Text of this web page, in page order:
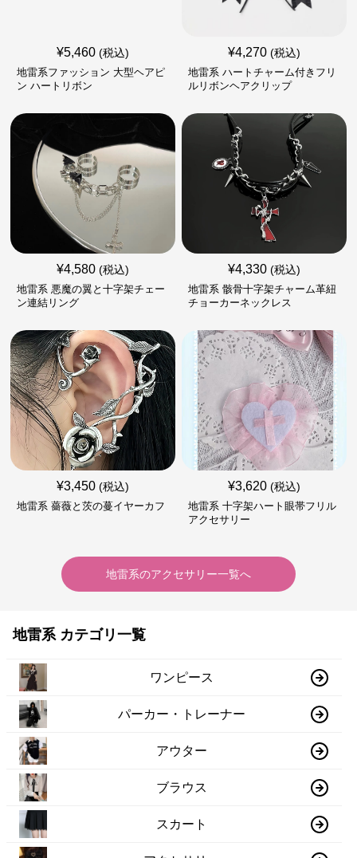
¥5,460 (税込)
地雷系ファッション 大型ヘアピ
ン ハートリボン
¥4,270 (税込)
地雷系 ハートチャーム付きフリ
ルリボンヘアクリップ
¥4,580 (税込)
地雷系 悪魔の翼と十字架チェー
ン連結リング
¥4,330 (税込)
地雷系 骸骨十字架チャーム革紐
チョーカーネックレス
¥3,450 (税込)
地雷系 薔薇と茨の蔓イヤーカフ
¥3,620 (税込)
地雷系 十字架ハート眼帯フリル
アクセサリー
地雷系のアクセサリー一覧へ
地雷系 カテゴリ一覧
ワンピース
パーカー・トレーナー
アウター
ブラウス
スカート